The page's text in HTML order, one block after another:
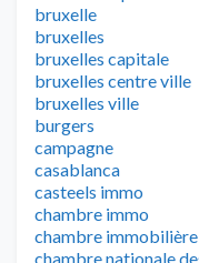
bruxelle
bruxelles
bruxelles capitale
bruxelles centre ville
bruxelles ville
burgers
campagne
casablanca
casteels immo
chambre immo
chambre immobilière
chambre nationale